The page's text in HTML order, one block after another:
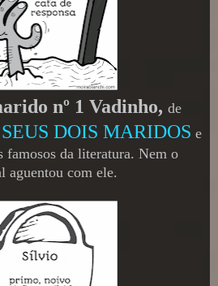
nº 1 Vadinho, de
DOIS MARIDOS e
famosos da literatura. Nem o
aguentou com ele.